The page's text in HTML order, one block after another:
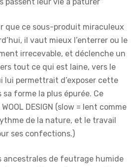
que ce sous-produit miraculeux
il vaut mieux l’enterrer ou le
irrecevable, et déclenche un
tout ce qui est laine, vers le
lui permettrait d’exposer cette
forme la plus épurée. Ce
DESIGN (slow = lent comme
de la nature, et le travail
ses confections.)
de feutrage humide